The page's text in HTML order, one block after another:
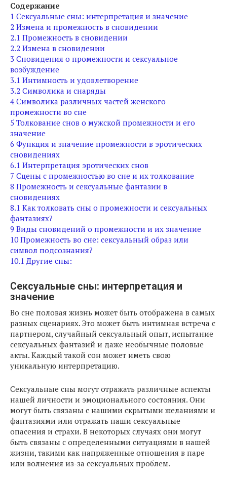
Содержание
1 Сексуальные сны: интерпретация и значение
2 Измена и промежность в сновидении
2.1 Промежность в сновидении
2.2 Измена в сновидении
3 Сновидения о промежности и сексуальное
возбуждение
3.1 Интимность и удовлетворение
3.2 Символика и снаряды
4 Символика различных частей женского
промежности во сне
5 Толкование снов о мужской промежности и его
значение
6 Функция и значение промежности в эротических
сновидениях
6.1 Интерпретация эротических снов
7 Сцены с промежностью во сне и их толкование
8 Промежность и сексуальные фантазии в
сновидениях
8.1 Как толковать сны о промежности и сексуальных
фантазиях?
9 Виды сновидений о промежности и их значение
10 Промежность во сне: сексуальный образ или
символ подсознания?
10.1 Другие сны:
Сексуальные сны: интерпретация и
значение
Во сне половая жизнь может быть отображена в самых
разных сценариях. Это может быть интимная встреча с
партнером, случайный сексуальный опыт, испытание
сексуальных фантазий и даже необычные половые
акты. Каждый такой сон может иметь свою
уникальную интерпретацию.
Сексуальные сны могут отражать различные аспекты
нашей личности и эмоционального состояния. Они
могут быть связаны с нашими скрытыми желаниями и
фантазиями или отражать наши сексуальные
опасения и страхи. В некоторых случаях они могут
быть связаны с определенными ситуациями в нашей
жизни, такими как напряженные отношения в паре
или волнения из-за сексуальных проблем.